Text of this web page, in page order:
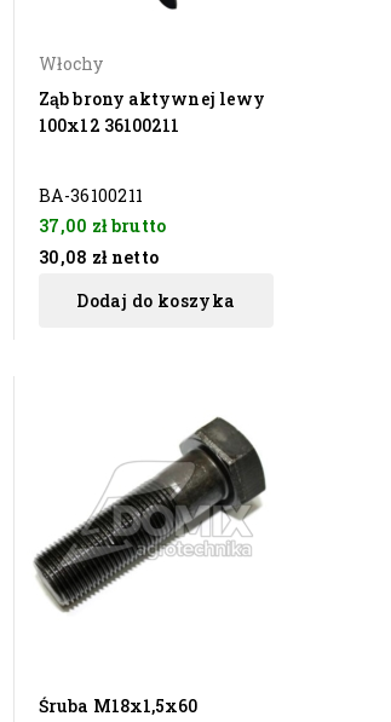
Włochy
Ząb brony aktywnej lewy
100x12 36100211
BA-36100211
37,00 złbrutto
30,08 zł netto
Dodaj do koszyka
Śruba M18x1,5x60